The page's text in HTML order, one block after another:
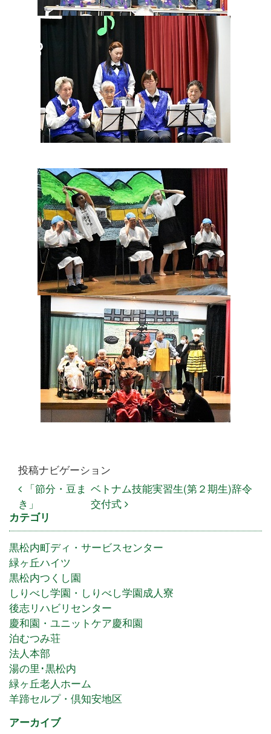
投稿ナビゲーション
「節分・豆ま
き」
ベトナム技能実習生(第２期生)辞令
交付式
カテゴリ
黒松内町ディ・サービスセンター
緑ヶ丘ハイツ
黒松内つくし園
しりべし学園・しりべし学園成人寮
後志リハビリセンター
慶和園・ユニットケア慶和園
泊むつみ荘
法人本部
湯の里･黒松内
緑ヶ丘老人ホーム
羊蹄セルプ・倶知安地区
アーカイブ